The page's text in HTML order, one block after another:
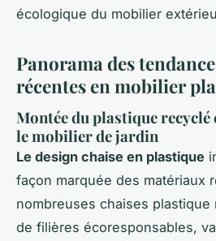
écologique du mobilier
Panorama des
récentes en mobilier
Montée du plastique recyclé
le mobilier de jardin
Le design chaise en plastique
façon marquée des matériaux
nombreuses chaises
de filières écoresponsables,